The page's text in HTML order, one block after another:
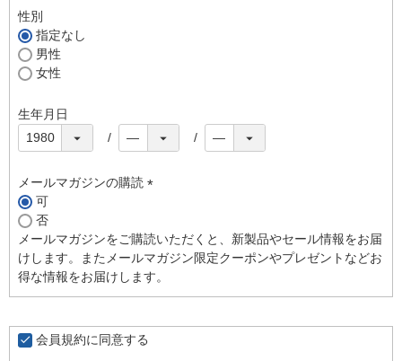
性別
指定なし
男性
女性
生年月日
メールマガジンの購読
須
)
可
否
メールマガジンをご購読いただくと、新製品やセール情報をお届
けします。またメールマガジン限定クーポンやプレゼントなどお
得な情報をお届けします。
会員規約に同意する